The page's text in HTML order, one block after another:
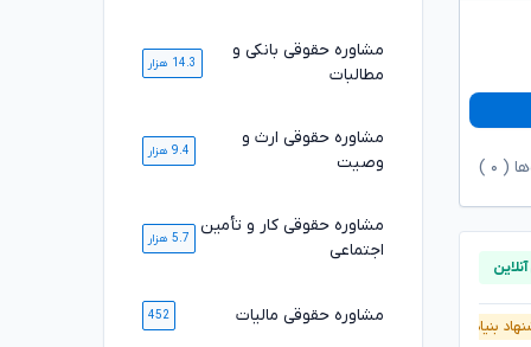
( ۰
بنیاد وکلا پیشنهاد بنیاد وکلا
مشاوره حقوقی بانکی و
مطالبات
14.3 هزار
مشاوره حقوقی ارث و
وصیت
9.4 هزار
مشاوره حقوقی کار و تأمین
اجتماعی
5.7 هزار
مشاوره حقوقی مالیات 452